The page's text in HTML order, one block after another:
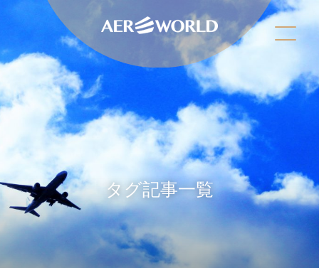
タグ記事一覧